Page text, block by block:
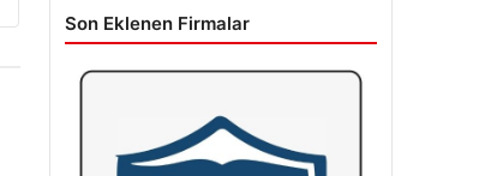
Son Eklenen Firmalar